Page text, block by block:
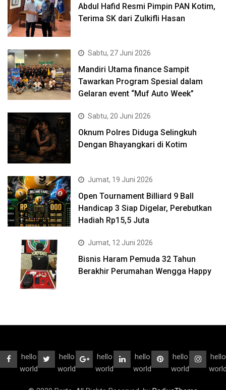
Abdul Hafid Resmi Pimpin PAN Kotim,
Terima SK dari Zulkifli Hasan
Sabtu, 27 Juni 2026
Mandiri Utama finance Sampit
Tawarkan Program Spesial dalam
Gelaran event “Muf Auto Week”
Sabtu, 20 Juni 2026
Oknum Polres Diduga Selingkuh
Dengan Bhayangkari di Kotim
Jumat, 19 Juni 2026
Open Tournament Billiard 9 Ball
Handicap 3 Siap Digelar, Perebutkan
Hadiah Rp15,5 Juta
Jumat, 12 Juni 2026
Bisnis Haram Pemuda 32 Tahun
Berakhir Perumahan Wengga Happy
hello
world
hello
world
hello
world
hello
world
hello
world
hello